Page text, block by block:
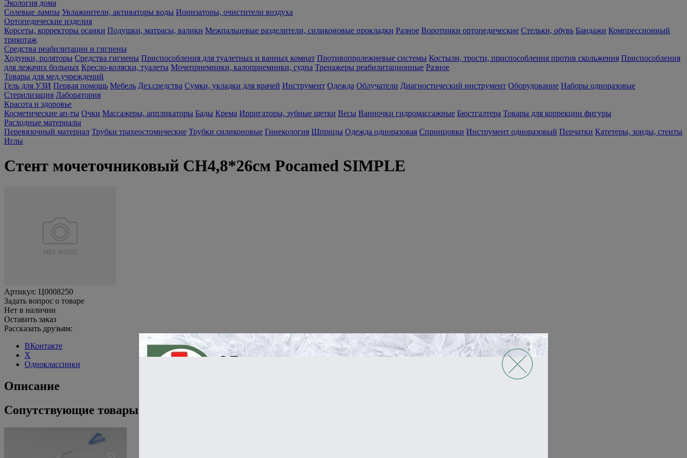
Экология дома
Солевые лампы Увлажнители, активаторы воды Ионизаторы, очистители воздуха
Ортопедические изделия
Корсеты, корректоры осанки Подушки, матрасы, валики Межпальцевые разделители, силиконовые прокладки Разное Воротники ортопедические Стельки, обувь Бандажи Компрессионный
трикотаж
Средства реабилитации и гигиены
Ходунки, роляторы Средства гигиены Приспособления для туалетных и ванных комнат Противопролежневые системы Костыли, трости, приспособления против скольжения Приспособления
для лежачих больных Кресло-коляски, туалеты Мочеприемники, калоприемники, судна Тренажеры реабилитационные Разное
Товары для мед.учреждений
Гель для УЗИ Первая помощь Мебель Дез.средства Сумки, укладки для врачей Инструмент Одежда Облучатели Диагностический инструмент Оборудование Наборы одноразовые
Стерилизация Лаборатория
Красота и здоровье
Косметические ап-ты Очки Массажеры, аппликаторы Бады Крема Ирригаторы, зубные щетки Весы Ванночки гидромассажные Бюстгалтера Товары для коррекции фигуры
Расходные материалы
Перевязочный материал Трубки трахеостомические Трубки силиконовые Гинекология Шприцы Одежда одноразовая Спринцовки Инструмент одноразовый Перчатки Катетеры, зонды, стенты
Иглы
Стент мочеточниковый СН4,8*26см Pocamed SIMPLE
Артикул: Ц0008250
Задать вопрос о товаре
Нет в наличии
Оставить заказ
Рассказать друзьям:
ВКонтакте
X
Одноклассники
Описание
Сопутствующие товары